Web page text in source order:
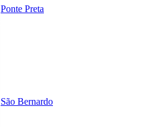
Ponte Preta
São Bernardo